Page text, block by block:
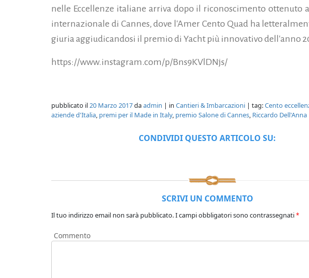
nelle Eccellenze italiane arriva dopo il riconoscimento ottenuto
internazionale di Cannes, dove l'Amer Cento Quad ha
giuria aggiudicandosi il premio di Yacht più innovativo dell'anno
https://www.instagram.com/p/Bns9KVlDNjs/
pubblicato il20 Marzo 2017daadmin | in Cantieri & Imbarcazioni | tag:Cento
aziende d'Italia, premi per il Made in Italy, premio Salone di Cannes, Riccardo Dell'Anna
CONDIVIDI QUESTO ARTICOLO SU:
SCRIVI UN COMMENTO
Il tuo indirizzo email non sarà pubblicato.I campi obbligatori sono contrassegnati*
Commento